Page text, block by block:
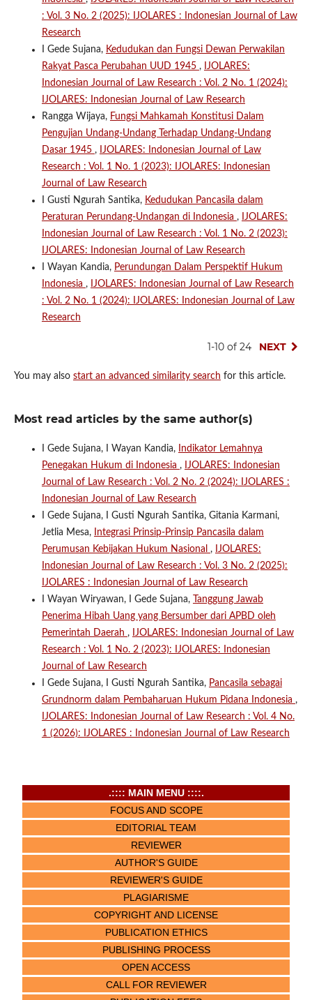
: Vol. 3 No. 2 (2025): IJOLARES : Indonesian Journal of Law
Research
I Gede Sujana, Kedudukan dan Fungsi Dewan Perwakilan
Rakyat Pasca Perubahan UUD 1945 , IJOLARES:
Indonesian Journal of Law Research : Vol. 2 No. 1 (2024):
IJOLARES: Indonesian Journal of Law Research
Rangga Wijaya, Fungsi Mahkamah Konstitusi Dalam
Pengujian Undang-Undang Terhadap Undang-Undang
Dasar 1945 , IJOLARES: Indonesian Journal of Law
Research : Vol. 1 No. 1 (2023): IJOLARES: Indonesian
Journal of Law Research
I Gusti Ngurah Santika, Kedudukan Pancasila dalam
Peraturan Perundang-Undangan di Indonesia , IJOLARES:
Indonesian Journal of Law Research : Vol. 1 No. 2 (2023):
IJOLARES: Indonesian Journal of Law Research
I Wayan Kandia, Perundungan Dalam Perspektif Hukum
Indonesia , IJOLARES: Indonesian Journal of Law Research
: Vol. 2 No. 1 (2024): IJOLARES: Indonesian Journal of Law
Research
1-10 of 24 NEXT
You may also start an advanced similarity search for this article.
Most read articles by the same author(s)
I Gede Sujana, I Wayan Kandia,
Indikator Lemahnya
Penegakan Hukum di Indonesia , IJOLARES: Indonesian
Journal of Law Research : Vol. 2 No. 2 (2024): IJOLARES :
Indonesian Journal of Law Research
I Gede Sujana, I Gusti Ngurah Santika, Gitania Karmani,
Jetlia Mesa,
Integrasi Prinsip-Prinsip Pancasila dalam
Perumusan Kebijakan Hukum Nasional , IJOLARES:
Indonesian Journal of Law Research : Vol. 3 No. 2 (2025):
IJOLARES : Indonesian Journal of Law Research
I Wayan Wiryawan, I Gede Sujana,
Tanggung Jawab
Penerima Hibah Uang yang Bersumber dari APBD oleh
Pemerintah Daerah , IJOLARES: Indonesian Journal of Law
Research : Vol. 1 No. 2 (2023): IJOLARES: Indonesian
Journal of Law Research
I Gede Sujana, I Gusti Ngurah Santika, Pancasila sebagai
Grundnorm dalam Pembaharuan Hukum Pidana Indonesia ,
IJOLARES: Indonesian Journal of Law Research : Vol. 4 No.
1 (2026): IJOLARES : Indonesian Journal of Law Research
.:::: MAIN MENU ::::.
FOCUS AND SCOPE
EDITORIAL TEAM
REVIEWER
AUTHOR'S GUIDE
REVIEWER'S GUIDE
PLAGIARISME
COPYRIGHT AND LICENSE
PUBLICATION ETHICS
PUBLISHING PROCESS
OPEN ACCESS
CALL FOR REVIEWER